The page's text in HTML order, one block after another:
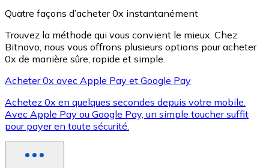
XRP
XRP
Quatre façons d’acheter 0x instantanément
Trouvez la méthode qui vous convient le mieux. Chez
Bitnovo, nous vous offrons plusieurs options pour acheter
0x de manière sûre, rapide et simple.
Acheter 0x avec Apple Pay et Google Pay
Achetez 0x en quelques secondes depuis votre mobile.
Avec Apple Pay ou Google Pay, un simple toucher suffit
pour payer en toute sécurité.